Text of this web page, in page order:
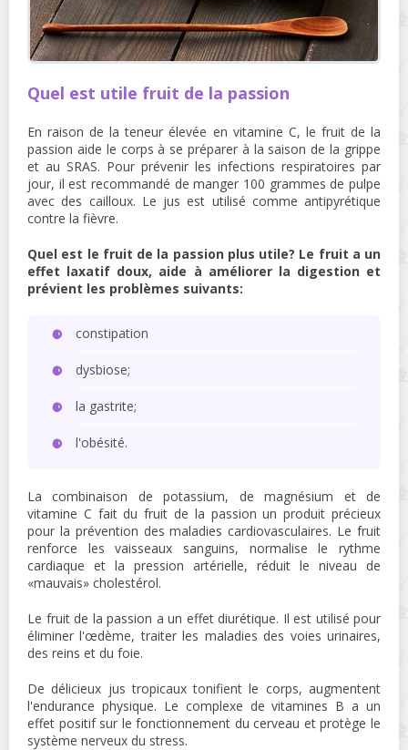
Quel est utile fruit de la passion
En raison de la teneur élevée en vitamine C, le fruit de la
passion aide le corps à se préparer à la saison de la grippe
et au SRAS. Pour prévenir les infections respiratoires par
jour, il est recommandé de manger 100 grammes de pulpe
avec des cailloux. Le jus est utilisé comme antipyrétique
contre la fièvre.
Quel est le fruit de la passion plus utile? Le fruit a un
effet laxatif doux, aide à améliorer la digestion et
prévient les problèmes suivants:
constipation
dysbiose;
la gastrite;
l'obésité.
La combinaison de potassium, de magnésium et de
vitamine C fait du fruit de la passion un produit précieux
pour la prévention des maladies cardiovasculaires. Le fruit
renforce les vaisseaux sanguins, normalise le rythme
cardiaque et la pression artérielle, réduit le niveau de
«mauvais» cholestérol.
Le fruit de la passion a un effet diurétique. Il est utilisé pour
éliminer l'œdème, traiter les maladies des voies urinaires,
des reins et du foie.
De délicieux jus tropicaux tonifient le corps, augmentent
l'endurance physique. Le complexe de vitamines B a un
effet positif sur le fonctionnement du cerveau et protège le
système nerveux du stress.